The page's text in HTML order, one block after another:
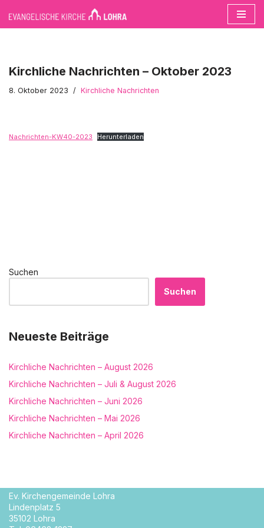
Zum
Kirchliche Nachrichten – Oktober 2023
8. Oktober 2023 Kirchliche Nachrichten
Nachrichten-KW40-2023 Herunterladen
Suchen
Suchen
Neueste Beiträge
Kirchliche Nachrichten – August 2026
Kirchliche Nachrichten – Juli & August 2026
Kirchliche Nachrichten – Juni 2026
Kirchliche Nachrichten – Mai 2026
Kirchliche Nachrichten – April 2026
Ev. Kirchengemeinde Lohra
Lindenplatz 5
35102 Lohra